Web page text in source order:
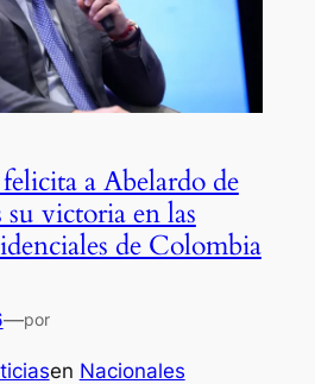
a Abelardo de
su victoria en las
de Colombia
—por
en Nacionales